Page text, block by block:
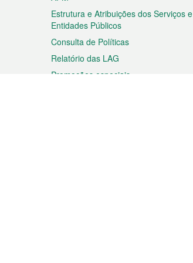
Estrutura e Atribuições dos Serviços e
Entidades Públicos
Consulta de Políticas
Relatório das LAG
Promoções especiais